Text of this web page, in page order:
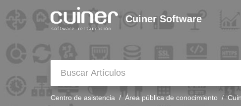
Cuiner Software
Centro de asistencia Área pública de conocimiento